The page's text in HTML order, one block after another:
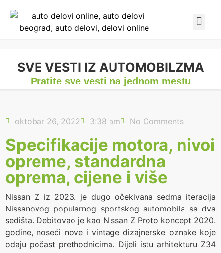
SVE VESTI IZ AUTOMOBILZMA
Pratite sve vesti na jednom mestu
oktobar 26, 2022 3:38 am No Comments
Specifikacije motora, nivoi
opreme, standardna
oprema, cijene i više
Nissan Z iz 2023. je dugo očekivana sedma iteracija
Nissanovog popularnog sportskog automobila sa dva
sedišta. Debitovao je kao Nissan Z Proto koncept 2020.
godine, noseći nove i vintage dizajnerske oznake koje
odaju počast prethodnicima. Dijeli istu arhitekturu Z34